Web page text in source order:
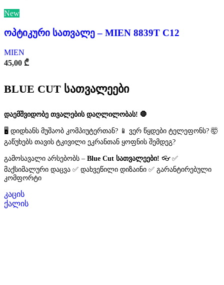
New
ოპტიკური სათვალე – MIEN 8839T C12
MIEN
45,00 ₾
BLUE CUT სათვალეები
დაემშვიდობე თვალების დაღლილობას! 🛑
🖥️ დიდხანს მუშაობ კომპიუტერთან? 📱 ვერ წყდები ტელეფონს? 🤯
გაწუხებს თავის ტკივილი ეკრანთან ყოფნის შემდეგ?
გამოსავალი არსებობს – Blue Cut სათვალეები! 👓 ✅
მაქსიმალური დაცვა ✅ დახვეწილი დიზაინი ✅ გარანტირებული
კომფორტი
კაცის
ქალის